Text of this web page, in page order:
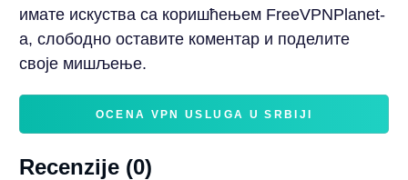
имате искуства са коришћењем FreeVPNPlanet-
а, слободно оставите коментар и поделите
своје мишљење.
OCENA VPN USLUGA U SRBIJI
Recenzije (0)